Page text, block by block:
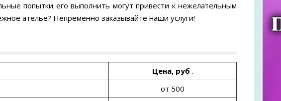
попытки его выполнить могут привести к нежелательным
ателье? Непременно заказывайте наши услуги!
Цена, руб .
от 500